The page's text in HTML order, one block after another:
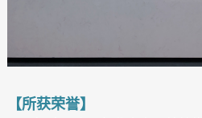
【所获荣誉】